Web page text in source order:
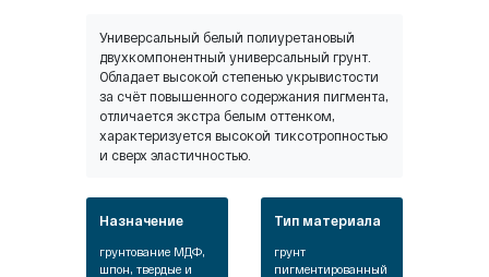
Универсальный белый полиуретановый
двухкомпонентный универсальный грунт.
Обладает высокой степенью укрывистости
за счёт повышенного содержания пигмента,
отличается экстра белым оттенком,
характеризуется высокой тиксотропностью
и сверх эластичностью.
Назначение
грунтование МДФ,
шпон, твердые и
Тип материала
грунт
пигментированный